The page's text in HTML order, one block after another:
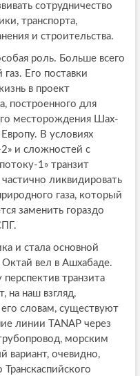
сотрудничество
транспорта,
и строительства.
роль. Больше всего
Его поставки
в проект
построенного для
месторождения Шах-
В условиях
и сложностей с
1» транзит
ликвидировать
газа, который
заменить гораздо
и стала основной
вел в Ашхабаде.
транзита
на наш взгляд,
словам, существуют
линии TANAP через
морским
вариант, очевидно,